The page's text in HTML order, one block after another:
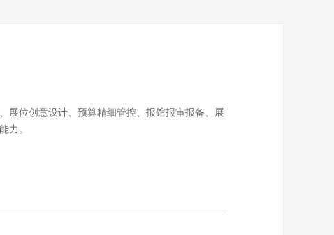
展位创意设计、预算精细管控、报馆报审报备、展
力。